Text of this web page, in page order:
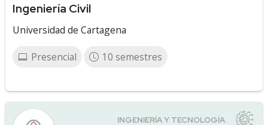
Ingeniería Civil
Universidad de Cartagena
Presencial 10 semestres